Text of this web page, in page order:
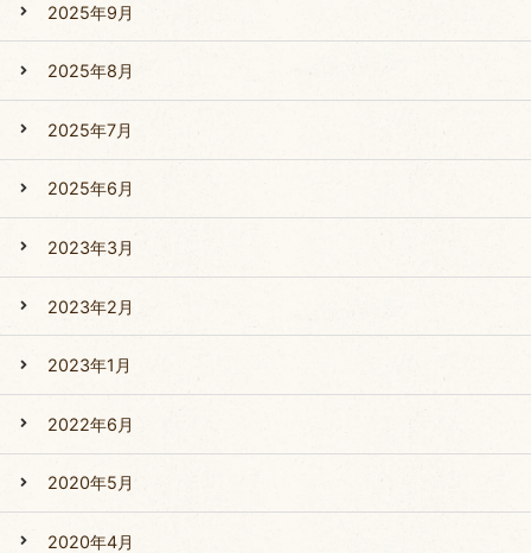
2025年9月
2025年8月
2025年7月
2025年6月
2023年3月
2023年2月
2023年1月
2022年6月
2020年5月
2020年4月